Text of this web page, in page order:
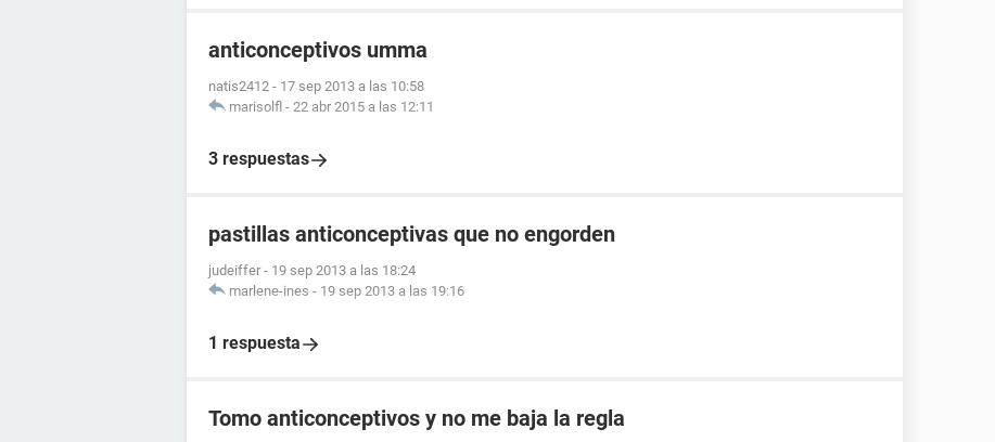
anticonceptivos umma
natis2412 - 17 sep 2013 a las 10:58
marisolfl - 22 abr 2015 a las 12:11
3 respuestas
pastillas anticonceptivas que no engorden
judeiffer - 19 sep 2013 a las 18:24
marlene-ines - 19 sep 2013 a las 19:16
1 respuesta
Tomo anticonceptivos y no me baja la regla